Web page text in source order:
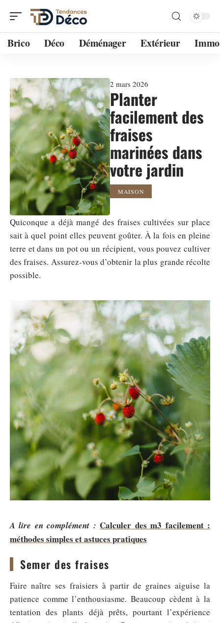
Brico Déco Déménager Extérieur Immo
2 mars 2026
Planter
facilement des
fraises
marinées dans
votre jardin
MAISON
Quiconque a déjà mangé des fraises cultivées sur place
sait à quel point elles peuvent goûter. À la fois en pleine
terre et dans un pot ou un récipient, vous pouvez cultiver
des fraises. Assurez-vous d’obtenir la plus grande récolte
possible.
A lire en complément : Calculer des m3 facilement :
méthodes simples et astuces pratiques
Semer des fraises
Faire naître ses fraisiers à partir de graines aiguise la
patience comme l’enthousiasme. Beaucoup cèdent à la
tentation des plants déjà prêts, pourtant l’expérience